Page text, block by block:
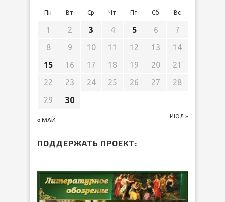
Пн Вт Ср Чт Пт Сб Вс
« МАЙ
ИЮЛ »
1 2 3 4 5 6
7
8
9 10 11 12 13
14
15
16 17 18 19 20
21
22
23 24 25 26 27
28
29
30
ПОДДЕРЖАТЬ ПРОЕКТ: